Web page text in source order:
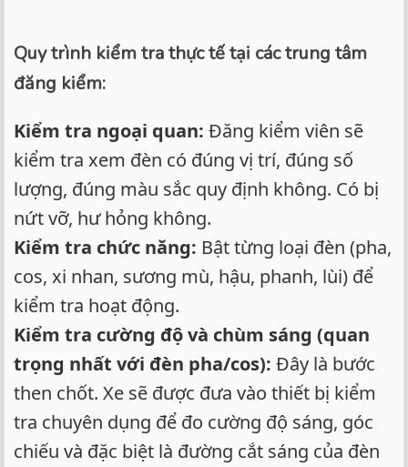
Quy trình kiểm tra thực tế tại các trung tâm
đăng kiểm:
Kiểm tra ngoại quan: Đăng kiểm viên sẽ
kiểm tra xem đèn có đúng vị trí, đúng số
lượng, đúng màu sắc quy định không. Có bị
nứt vỡ, hư hỏng không.
Kiểm tra chức năng: Bật từng loại đèn (pha,
cos, xi nhan, sương mù, hậu, phanh, lùi) để
kiểm tra hoạt động.
Kiểm tra cường độ và chùm sáng (quan
trọng nhất với đèn pha/cos): Đây là bước
then chốt. Xe sẽ được đưa vào thiết bị kiểm
tra chuyên dụng để đo cường độ sáng, góc
chiếu và đặc biệt là đường cắt sáng của đèn